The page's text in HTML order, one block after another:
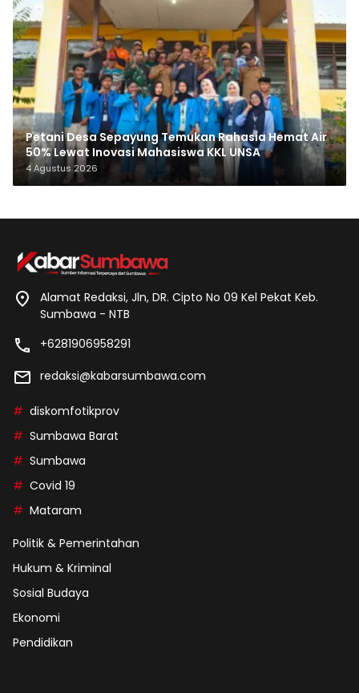
Petani Desa Sepayung Temukan Rahasia Hemat Air
50% Lewat Inovasi Mahasiswa KKL UNSA
4 Agustus 2026
Alamat Redaksi, Jln, DR. Cipto No 09 Kel Pekat Keb.
Sumbawa - NTB
+6281906958291
redaksi@kabarsumbawa.com
diskomfotikprov
Sumbawa Barat
Sumbawa
Covid 19
Mataram
Politik & Pemerintahan
Hukum & Kriminal
Sosial Budaya
Ekonomi
Pendidikan